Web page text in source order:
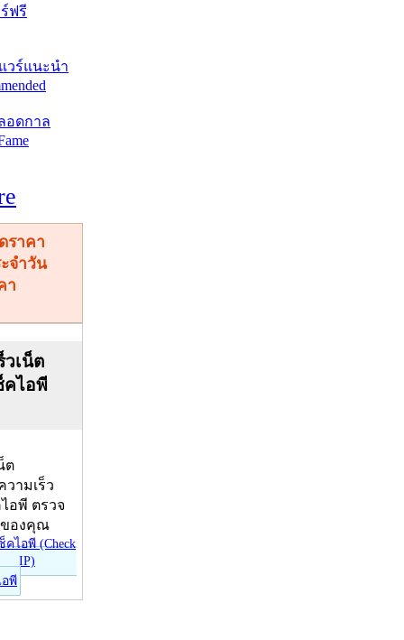
ฟรี
วร์แนะนำ
อดกาล
า
วเน็ต
คไอพี
ต
วามเร็ว
อพี ตรวจ
ของคุณ
อพี